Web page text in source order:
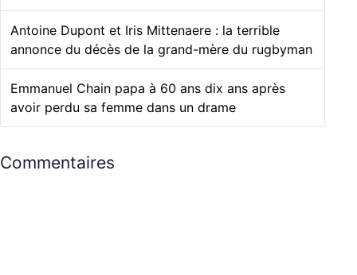
Antoine Dupont et Iris Mittenaere : la terrible
annonce du décès de la grand-mère du rugbyman
Emmanuel Chain papa à 60 ans dix ans après
avoir perdu sa femme dans un drame
Commentaires